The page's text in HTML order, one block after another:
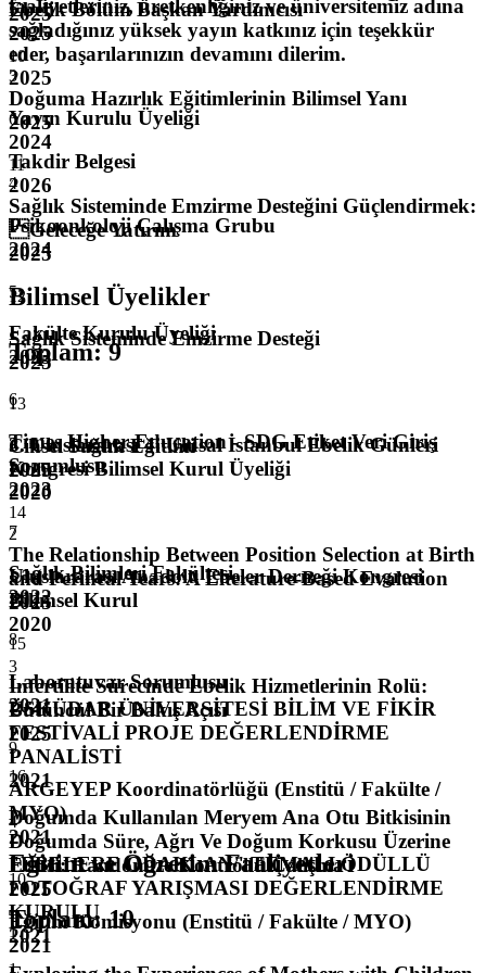
2025
10
Doğuma Hazırlık Eğitimlerinin Bilimsel Yanı
2025
11
Sağlık Sisteminde Emzirme Desteğini Güçlendirmek:
Geleceğe Yatırım
2025
12
Sağlık Sisteminde Emzirme Desteği
2025
13
Cinsel Sağlık Eğitimi
2025
14
The Relationship Between Position Selection at Birth
and Perineal Tears: A Literature-Based Evalution
2025
15
İnfertilite Sürecinde Ebelik Hizmetlerinin Rolü:
Bütüncül Bir Bakış Açısı
2025
16
Doğumda Kullanılan Meryem Ana Otu Bitkisinin
Doğumda Süre, Ağrı Ve Doğum Korkusu Üzerine
Etkisi: Randomize Kontrollü Çalışma
2025
17
faaliyetleriniz, üretkenliğiniz ve üniversitemiz adına
sağladığınız yüksek yayın katkınız için teşekkür
eder, başarılarınızın devamını dilerim.
2025
6
Takdir Belgesi
2026
Ebelik Bölüm Başkan Yardımcısı
2025
3
Yayın Kurulu Üyeliği
2024
4
Psikoonkoloji Çalışma Grubu
2024
5
Fakülte Kurulu Üyeliği
2023
6
Times Higher Education - SDG Etiket Veri Giriş
Sorumlusu
2023
7
Sağlık Bilimleri Fakültesi
2022
8
Laboratuvar Sorumlusu
2021
9
ARGEYEP Koordinatörlüğü (Enstitü / Fakülte /
MYO)
2021
10
Eğitim Komisyonu (Enstitü / Fakülte / MYO)
2021
Bilimsel Üyelikler
Toplam:9
1
3. Uluslararası 4. Ulusal İstanbul Ebelik Günleri
Kongresi Bilimsel Kurul Üyeliği
2020
2
Uluslararası Anadolu Ebeler Derneği Kongresi
Bilimsel Kurul
2020
3
ÜSKÜDAR ÜNİVERSİTESİ BİLİM VE FİKİR
FESTİVALİ PROJE DEĞERLENDİRME
PANALİSTİ
2021
4
"EBELERE ODAKLAN" TEMALI ÖDÜLLÜ
FOTOĞRAF YARIŞMASI DEĞERLENDİRME
KURULU
2021
Eğitim ve Öğretim Faaliyetleri
Toplam:10
1